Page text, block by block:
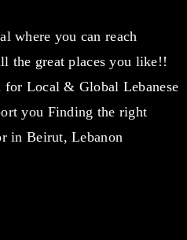
where you can reach
the great places you like!!
for Local & Global Lebanese
you Finding the right
in Beirut, Lebanon